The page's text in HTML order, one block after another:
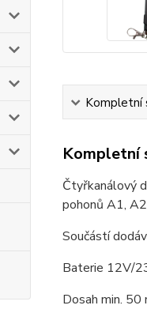
Kompletní
Kompletní
Čtyřkanálový
pohonů A1,
Součástí
Baterie 12V/
Dosah min.